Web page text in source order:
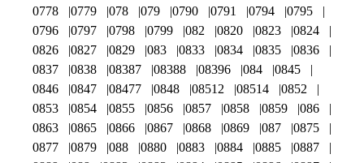
0778
0779 078 079 0790 0791 0794
0795
0796
0797 0798 0799 082 0820 0823
0824
0826
0827 0829 083 0833 0834 0835
0836
0837
0838 08387 08388 08396 084
0845
0846
0847 08477 0848 08512 08514
0852
0853
0854 0855 0856 0857 0858 0859
086
0863
0865 0866 0867 0868 0869 087
0875
0877
0879 088 0880 0883 0884 0885
0887